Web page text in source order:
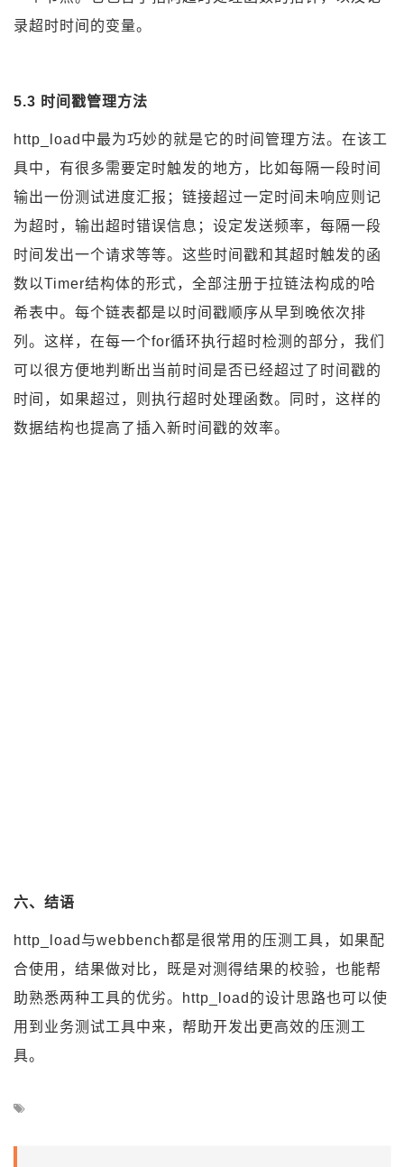
录超时时间的变量。
5.3 时间戳管理方法
http_load中最为巧妙的就是它的时间管理方法。在该工
具中，有很多需要定时触发的地方，比如每隔一段时间
输出一份测试进度汇报；链接超过一定时间未响应则记
为超时，输出超时错误信息；设定发送频率，每隔一段
时间发出一个请求等等。这些时间戳和其超时触发的函
数以Timer结构体的形式，全部注册于拉链法构成的哈
希表中。每个链表都是以时间戳顺序从早到晚依次排
列。这样，在每一个for循环执行超时检测的部分，我们
可以很方便地判断出当前时间是否已经超过了时间戳的
时间，如果超过，则执行超时处理函数。同时，这样的
数据结构也提高了插入新时间戳的效率。
六、结语
http_load与webbench都是很常用的压测工具，如果配
合使用，结果做对比，既是对测得结果的校验，也能帮
助熟悉两种工具的优劣。http_load的设计思路也可以使
用到业务测试工具中来，帮助开发出更高效的压测工
具。